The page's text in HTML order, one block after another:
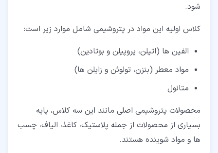
شود.
کلاس اولیه این مواد در پتروشیمی شامل موارد زیر است:
الفین ها (اتیلن، پروپیلن و بوتادین)
مواد معطر (بنزن، تولوئن و زایلن ها)
متانول
محصولات پتروشیمی اصلی مانند این سه کلاس، پایه
بسیاری از محصولات از جمله پلاستیک، کاغذ، الیاف، چسب
ها و مواد شوینده هستند.